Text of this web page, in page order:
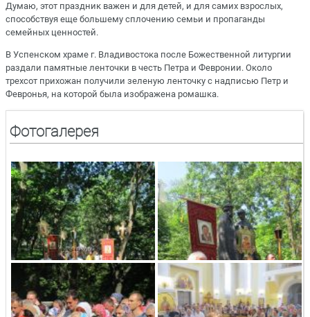
Думаю, этот праздник важен и для детей, и для самих взрослых,
способствуя еще большему сплочению семьи и пропаганды
семейных ценностей.
В Успенском храме г. Владивостока после Божественной литургии
раздали памятные ленточки в честь Петра и Февронии. Около
трехсот прихожан получили зеленую ленточку с надписью Петр и
Февронья, на которой была изображена ромашка.
Фотогалерея